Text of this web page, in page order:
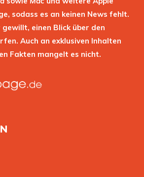
sodass es an keinen News fehlt.
gewillt, einen Blick über den
Auch an exklusiven Inhalten
Fakten mangelt es nicht.